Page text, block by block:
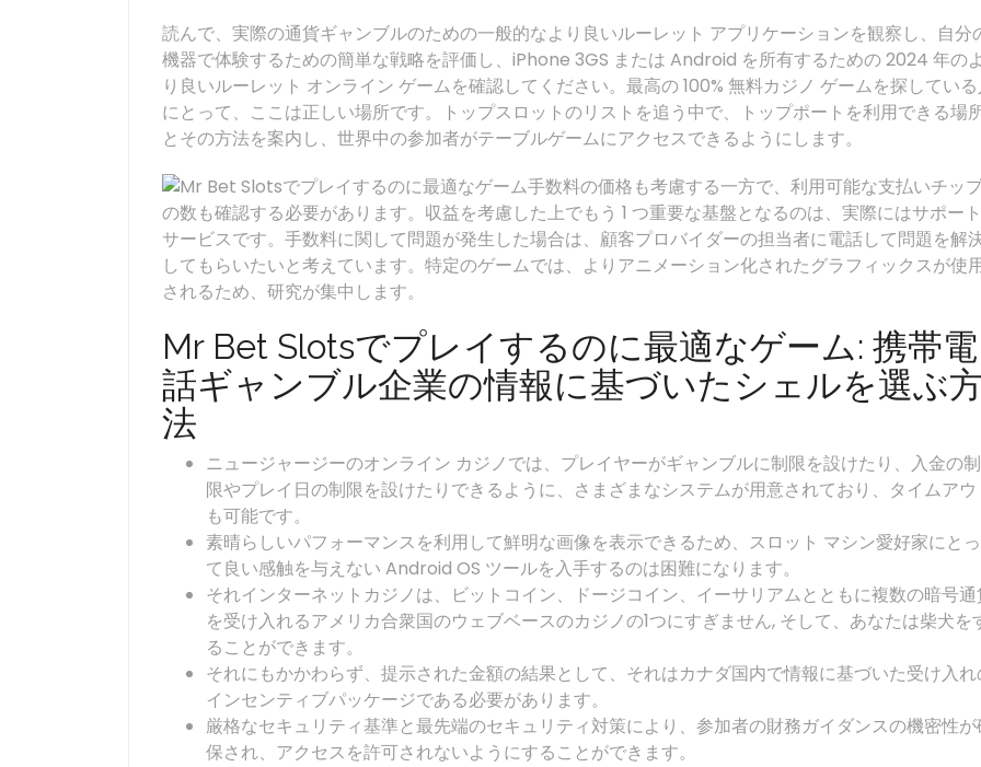
読んで、実際の通貨ギャンブルのための一般的なより良いルーレット アプリケーションを観察し、自分
機器で体験するための簡単な戦略を評価し、iPhone 3GS または Android を所有するための 2024 年のよ
り良いルーレット オンライン ゲームを確認してください。最高の 100% 無料カジノ ゲームを探してい
にとって、ここは正しい場所です。トップスロットのリストを追う中で、トップポートを利用できる場
とその方法を案内し、世界中の参加者がテーブルゲームにアクセスできるようにします。
手数料の価格も考慮する一方で、利用可能な支払いチッ
の数も確認する必要があります。収益を考慮した上でもう 1 つ重要な基盤となるのは、実際にはサポート
サービスです。手数料に関して問題が発生した場合は、顧客プロバイダーの担当者に電話して問題を解
してもらいたいと考えています。特定のゲームでは、よりアニメーション化されたグラフィックスが使
されるため、研究が集中します。
Mr Bet Slotsでプレイするのに最適なゲーム: 携帯電
話ギャンブル企業の情報に基づいたシェルを選ぶ
法
ニュージャージーのオンライン カジノでは、プレイヤーがギャンブルに制限を設けたり、入金の制
限やプレイ日の制限を設けたりできるように、さまざまなシステムが用意されており、タイムアウ
も可能です。
素晴らしいパフォーマンスを利用して鮮明な画像を表示できるため、スロット マシン愛好家にとっ
て良い感触を与えない Android OS ツールを入手するのは困難になります。
それインターネットカジノは、ビットコイン、ドージコイン、イーサリアムとともに複数の暗号
を受け入れるアメリカ合衆国のウェブベースのカジノの1つにすぎません, そして、あなたは柴犬を
ることができます。
それにもかかわらず、提示された金額の結果として、それはカナダ国内で情報に基づいた受け入
インセンティブパッケージである必要があります。
厳格なセキュリティ基準と最先端のセキュリティ対策により、参加者の財務ガイダンスの機密性が
保され、アクセスを許可されないようにすることができます。